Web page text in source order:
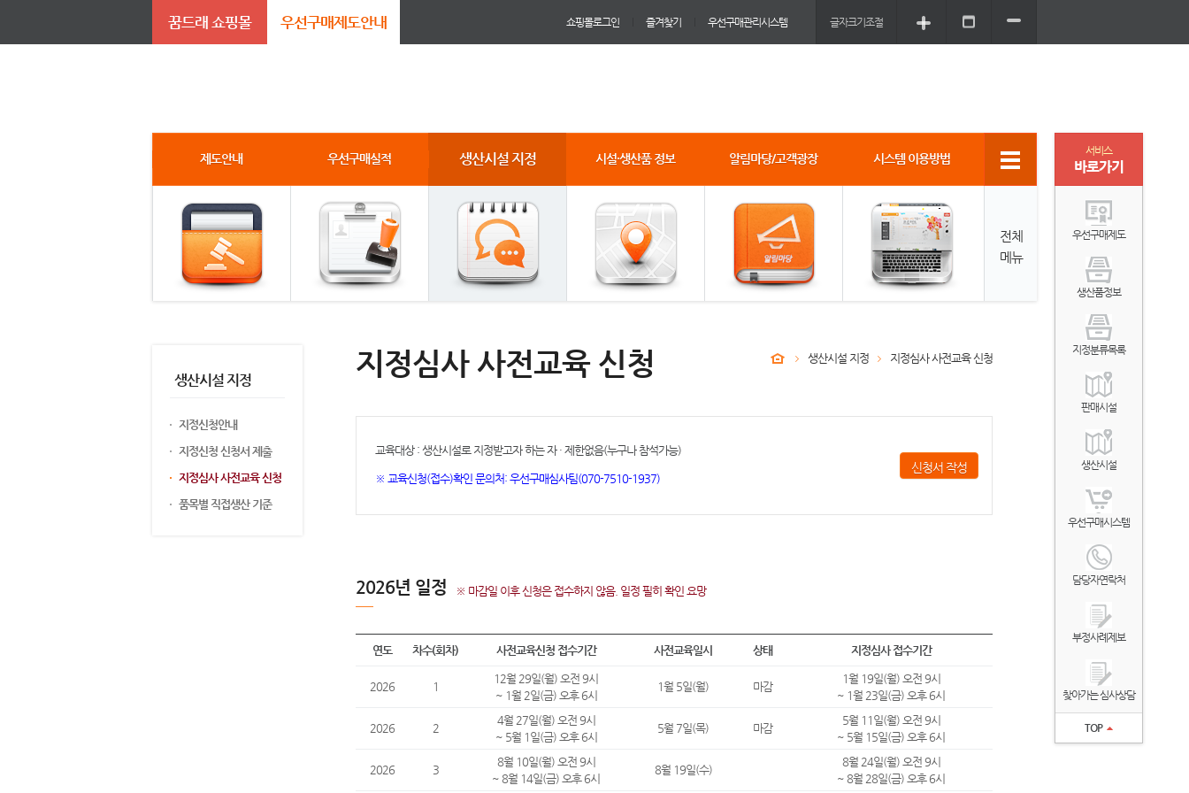
꿈드래 쇼핑몰 우선구매제도안내 쇼핑몰로그인 즐겨찾기 우선구매관리시스템 글자크기조절
제도안내 우선구매실적 생산시설 지정 시설·생산품 정보 알림마당/고객광장 시스템 이용방법
전체
메뉴
생산시설 지정
지정신청안내
지정신청 신청서 제출
지정심사 사전교육 신청
품목별 직접생산 기준
지정심사 사전교육 신청 생산시설 지정 지정심사 사전교육 신청
교육대상 : 생산시설로 지정받고자 하는 자 · 제한없음(누구나 참석가능)
※ 교육신청(접수)확인 문의처: 우선구매심사팀(070-7510-1937)
신청서 작성
2026년 일정 ※ 마감일 이후 신청은 접수하지 않음. 일정 필히 확인 요망
연도 차수(회차) 사전교육신청 접수기간 사전교육일시 상태 지정심사 접수기간
2026 1
12월 29일(월) 오전 9시
~ 1월 2일(금) 오후 6시
1월 5일(월) 마감
1월 19일(월) 오전 9시
~ 1월 23일(금) 오후 6시
2026 2
4월 27일(월) 오전 9시
~ 5월 1일(금) 오후 6시
5월 7일(목) 마감
5월 11일(월) 오전 9시
~ 5월 15일(금) 오후 6시
2026 3
8월 10일(월) 오전 9시
~ 8월 14일(금) 오후 6시
8월 19일(수)
8월 24일(월) 오전 9시
~ 8월 28일(금) 오후 6시
서비스
바로가기
우선구매제도
생산품정보
지정분류목록
판매시설
생산시설
우선구매시스템
담당자연락처
부정사례제보
찾아가는 심사상담
TOP